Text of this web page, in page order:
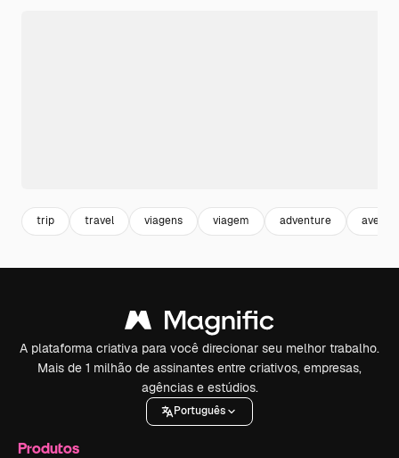
trip travel viagens viagem adventure
A plataforma criativa para você direcionar seu melhor trabalho.
Mais de 1 milhão de assinantes entre criativos, empresas,
agências e estúdios.
Português
Produtos